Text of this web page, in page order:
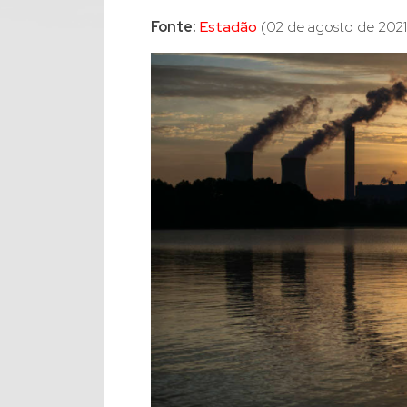
Fonte: Estadão (02 de agosto de